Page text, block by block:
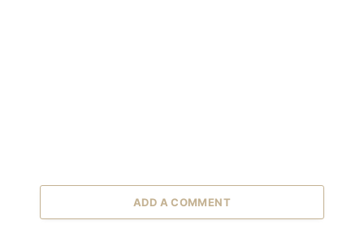
ADD A COMMENT